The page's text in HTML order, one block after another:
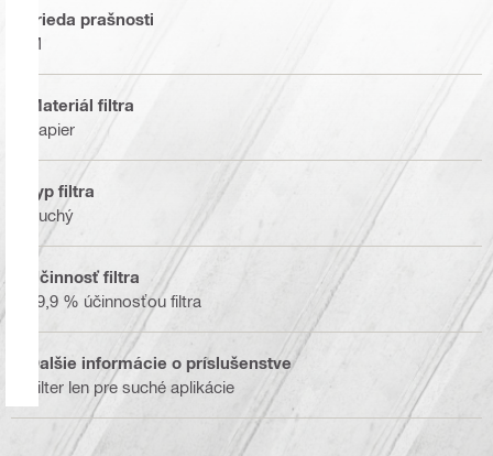
Trieda prašnosti
M
Materiál filtra
Papier
Typ filtra
Suchý
Účinnosť filtra
99,9 % účinnosťou filtra
Ďalšie informácie o príslušenstve
Filter len pre suché aplikácie